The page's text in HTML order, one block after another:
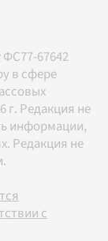
67642
в сфере
г. Редакция не
информации,
Редакция не
с